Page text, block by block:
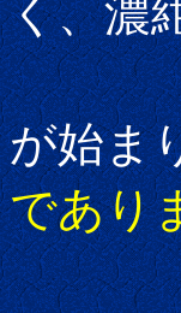
く、濃
そ
が始ま
であり